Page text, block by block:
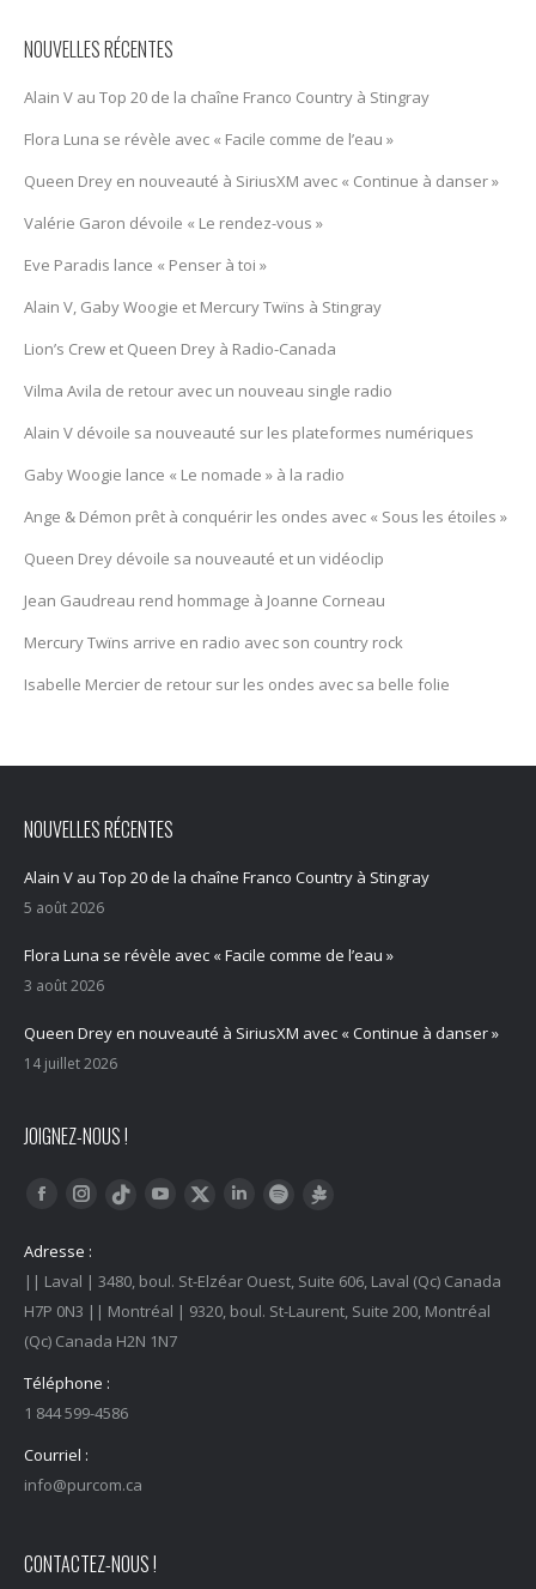
NOUVELLES RÉCENTES
Alain V au Top 20 de la chaîne Franco Country à Stingray
Flora Luna se révèle avec « Facile comme de l’eau »
Queen Drey en nouveauté à SiriusXM avec « Continue à danser »
Valérie Garon dévoile « Le rendez-vous »
Eve Paradis lance « Penser à toi »
Alain V, Gaby Woogie et Mercury Twïns à Stingray
Lion’s Crew et Queen Drey à Radio-Canada
Vilma Avila de retour avec un nouveau single radio
Alain V dévoile sa nouveauté sur les plateformes numériques
Gaby Woogie lance « Le nomade » à la radio
Ange & Démon prêt à conquérir les ondes avec « Sous les étoiles »
Queen Drey dévoile sa nouveauté et un vidéoclip
Jean Gaudreau rend hommage à Joanne Corneau
Mercury Twïns arrive en radio avec son country rock
Isabelle Mercier de retour sur les ondes avec sa belle folie
NOUVELLES RÉCENTES
Alain V au Top 20 de la chaîne Franco Country à Stingray
5 août 2026
Flora Luna se révèle avec « Facile comme de l’eau »
3 août 2026
Queen Drey en nouveauté à SiriusXM avec « Continue à danser »
14 juillet 2026
JOIGNEZ-NOUS !
Trouvez nous sur :
FacebookInstagram
Tiktok YouTubeTwitter LinkedInSpotify
Adresse :
|| Laval | 3480, boul. St-Elzéar Ouest, Suite 606, Laval (Qc) Canada
H7P 0N3 || Montréal | 9320, boul. St-Laurent, Suite 200, Montréal
(Qc) Canada H2N 1N7
Téléphone :
1 844 599-4586
Courriel :
info@purcom.ca
CONTACTEZ-NOUS !